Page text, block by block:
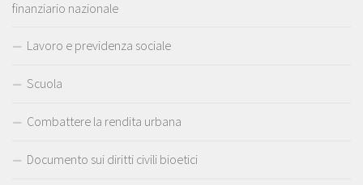
finanziario nazionale
Lavoro e previdenza sociale
Scuola
Combattere la rendita urbana
Documento sui diritti civili bioetici